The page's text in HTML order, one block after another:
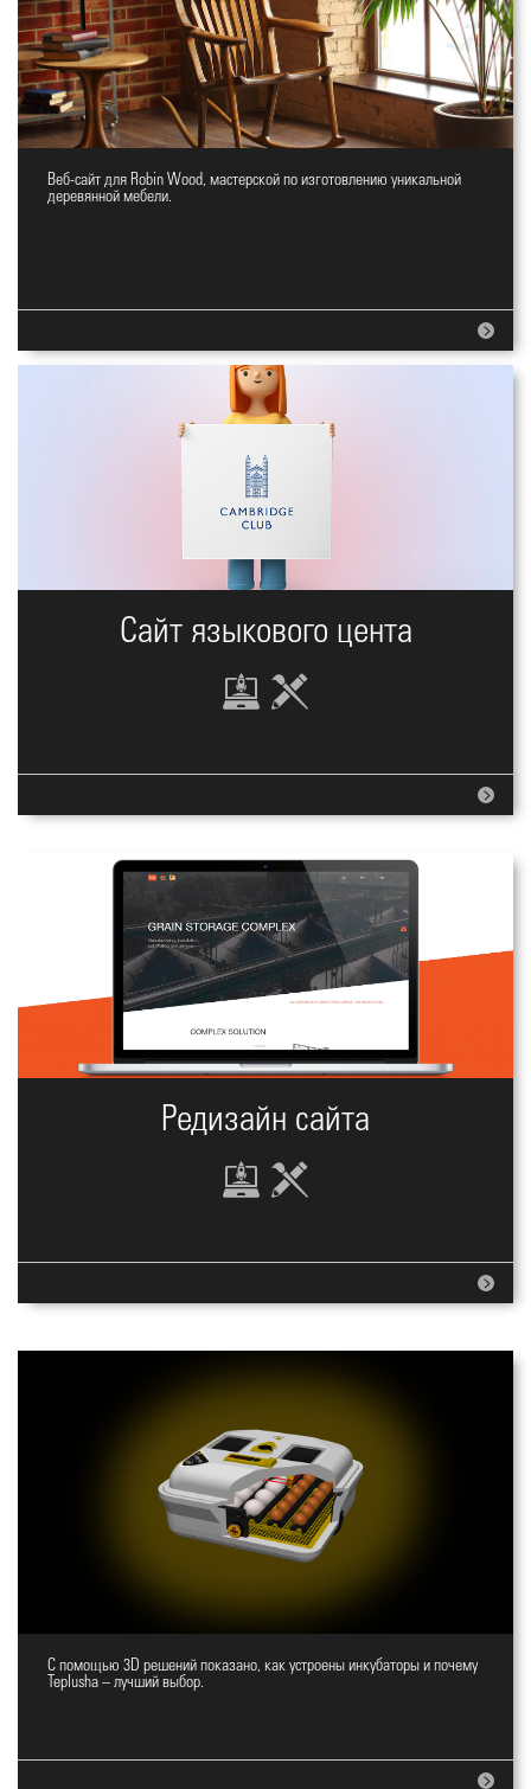
Сайт мастерской деревянной
Веб-сайт для Robin Wood, мастерской по изготовлению уникальной
деревянной мебели.
Сайт языкового цента
Редизайн сайта
Сайт для инкубаторов
С помощью 3D решений показано, как устроены инкубаторы и почему
Teplusha – лучший выбор.